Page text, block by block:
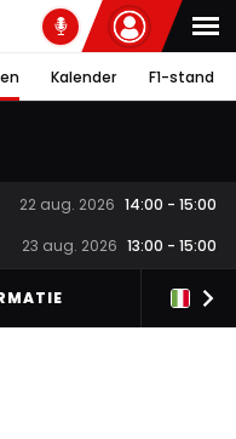
Kalender F1-stand
22 aug. 2026 14:00 - 15:00
23 aug. 2026 13:00 - 15:00